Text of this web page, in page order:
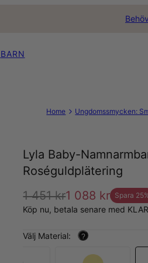
BARN
Home Ungdomssmycken:
Lyla Baby-
Roséguldplätering
1 451 kr1 088 kr Spara 25
Köp nu, betala senare med
Välj Material: ?